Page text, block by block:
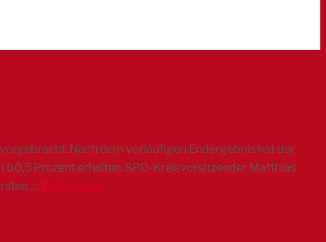
Nach dem vorläufigen Endergebnis hat der
60,5 Prozent erhalten. SPD-Kreisvorsitzender Matthias
… Weiterlesen